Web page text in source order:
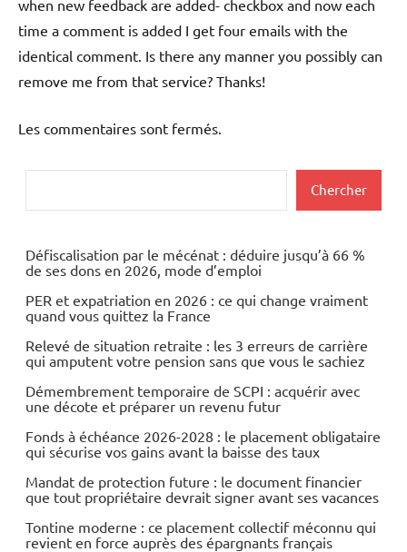
when new feedback are added- checkbox and now each
time a comment is added I get four emails with the
identical comment. Is there any manner you possibly can
remove me from that service? Thanks!
Les commentaires sont fermés.
Chercher
Défiscalisation par le mécénat : déduire jusqu’à 66 %
de ses dons en 2026, mode d’emploi
PER et expatriation en 2026 : ce qui change vraiment
quand vous quittez la France
Relevé de situation retraite : les 3 erreurs de carrière
qui amputent votre pension sans que vous le sachiez
Démembrement temporaire de SCPI : acquérir avec
une décote et préparer un revenu futur
Fonds à échéance 2026-2028 : le placement obligataire
qui sécurise vos gains avant la baisse des taux
Mandat de protection future : le document financier
que tout propriétaire devrait signer avant ses vacances
Tontine moderne : ce placement collectif méconnu qui
revient en force auprès des épargnants français